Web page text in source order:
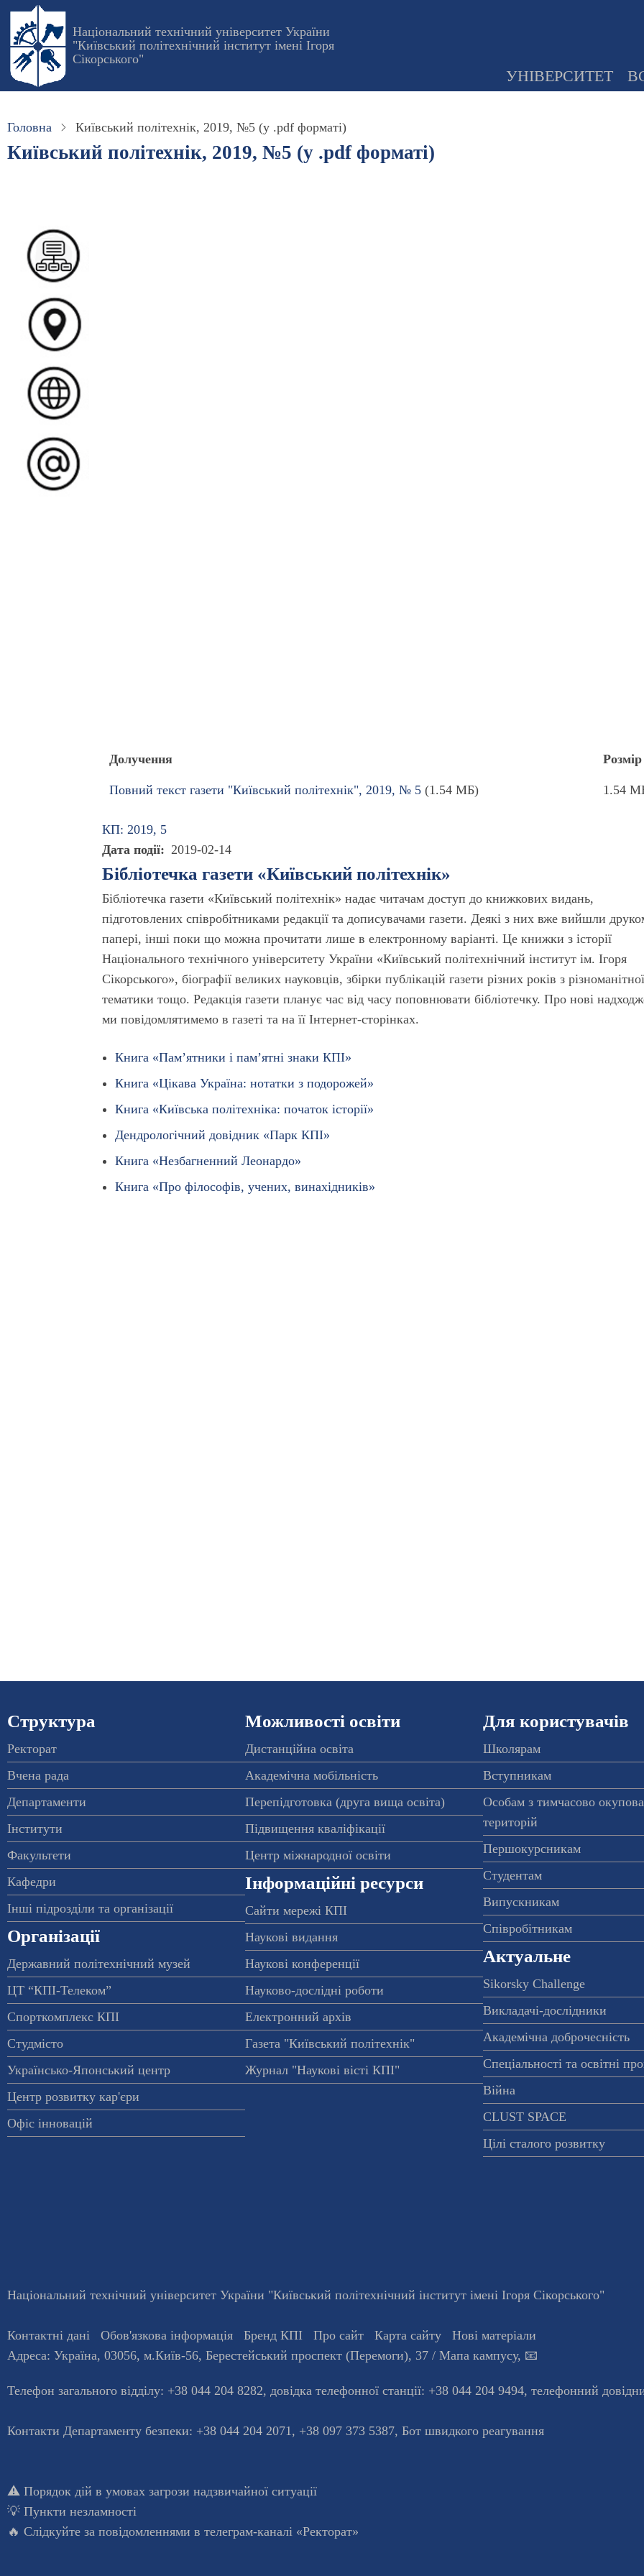
Перейти
основного
вмісту
Національний технічний університет України
"Київський політехнічний інститут імені Ігоря
Сікорського"
УНІВЕРСИТЕТ
Головна Київський політехнік, 2019, №5 (у .pdf форматі)
Київський політехнік, 2019, №5 (у .pdf форматі)
Долучення Розмір
Повний текст газети "Київський політехнік", 2019, № 5 (1.54 МБ) 1.54
КП: 2019, 5
Дата події
2019-02-14
Бібліотечка газети «Київський політехнік»
Бібліотечка газети «Київський політехнік» надає читачам доступ до книжкових видань,
підготовлених співробітниками редакції та дописувачами газети. Деякі з них вже вийшли
папері, інші поки що можна прочитати лише в електронному варіанті. Це книжки з історії
Національного технічного університету України «Київський політехнічний інститут ім. Ігоря
Сікорського», біографії великих науковців, збірки публікацій газети різних років з
тематики тощо. Редакція газети планує час від часу поповнювати бібліотечку. Про нові
ми повідомлятимемо в газеті та на її Інтернет-сторінках.
Книга «Пам’ятники і пам’ятні знаки КПІ»
Книга «Цікава Україна: нотатки з подорожей»
Книга «Київська політехніка: початок історії»
Дендрологічний довідник «Парк КПІ»
Книга «Незбагненний Леонардо»
Книга «Про філософів, учених, винахідників»
Структура
Ректорат
Вчена рада
Департаменти
Інститути
Факультети
Кафедри
Інші підрозділи та організації
Організації
Державний політехнічний музей
ЦТ “КПІ-Телеком”
Спорткомплекс КПІ
Студмісто
Українсько-Японський центр
Центр розвитку кар'єри
Офіс інновацій
Можливості освіти
Дистанційна освіта
Академічна мобільність
Перепідготовка (друга вища освіта)
Підвищення кваліфікації
Центр міжнародної освіти
Інформаційні ресурси
Сайти мережі КПІ
Наукові видання
Наукові конференції
Науково-дослідні роботи
Електронний архів
Газета "Київський політехнік"
Журнал "Наукові вісті КПІ"
Для користувачів
Школярам
Вступникам
Особам з тимчасово
територій
Першокурсникам
Студентам
Випускникам
Співробітникам
Актуальне
Sikorsky Challenge
Викладачі-дослідники
Академічна доброчесність
Спеціальності та освітні
Війна
CLUST SPACE
Цілі сталого розвитку
Національний технічний університет України "Київський політехнічний інститут імені Ігоря Сікорського"
Контактні дані Обов'язкова інформація Бренд КПІ Про сайт Карта сайту
Нові матеріали
Адреса: Україна, 03056, м.Київ-56, Берестейський проспект (Перемоги), 37 / Мапа кампусу, 📧
Телефон загального відділу: +38 044 204 8282, довiдка телефонної станцiї: +38 044 204 9494, телефонний
Контакти Департаменту безпеки: +38 044 204 2071, +38 097 373 5387, Бот швидкого реагування
⚠️ Порядок дій в умовах загрози надзвичайної ситуації
💡 Пункти незламності
🔥 Слідкуйте за повідомленнями в телеграм-каналі «Ректорат»